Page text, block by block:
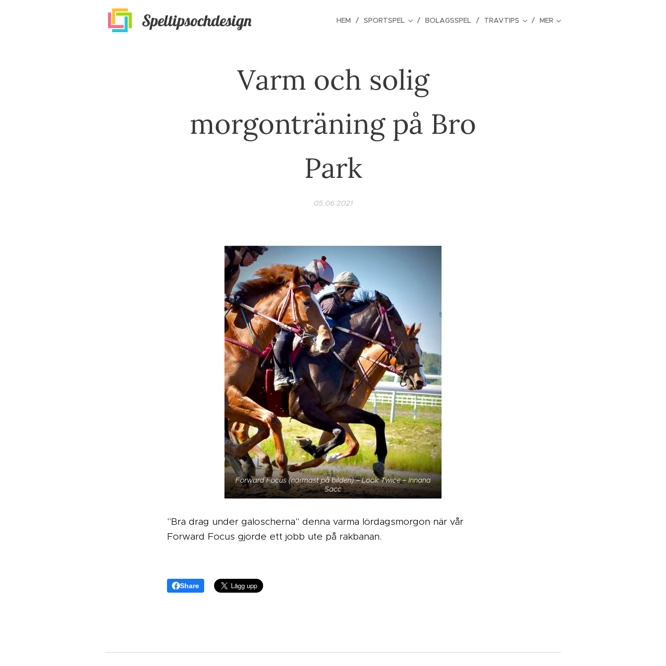
Speltipsochdesign HEM SPORTSPEL BOLAGSSPEL TRAVTIPS MER
Varm och solig
morgonträning på Bro
Park
05.06.2021
Forward Focus (närmast på bilden) – Look Twice – Innana
Sacc
"Bra drag under galoscherna" denna varma lördagsmorgon när vår
Forward Focus gjorde ett jobb ute på rakbanan.
Share